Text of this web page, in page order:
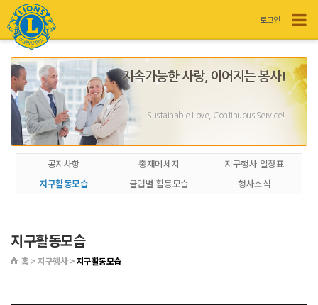
로그인
지속가능한 사랑, 이어지는 봉사!
Sustainable Love, Continuous Service!
공지사항 총재메세지
지구행사 일정표
지구활동모습
클럽별 활동모습 행사소식
지구활동모습
홈 > 지구행사 >지구활동모습